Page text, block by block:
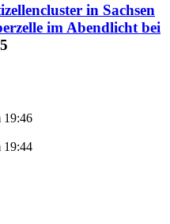
in Sachsen
im Abendlicht bei
5
19:46
19:44